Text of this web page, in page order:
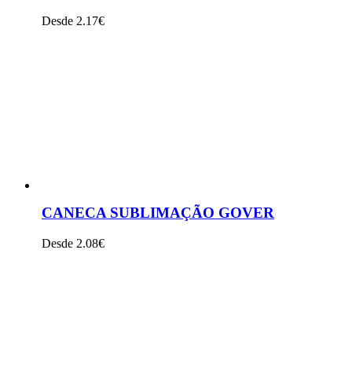
Desde 2.17€
CANECA SUBLIMAÇÃO GOVER
Desde 2.08€